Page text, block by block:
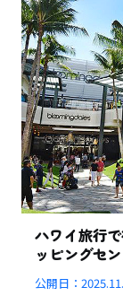
ハワイ旅行
ッピングセ
公開日：